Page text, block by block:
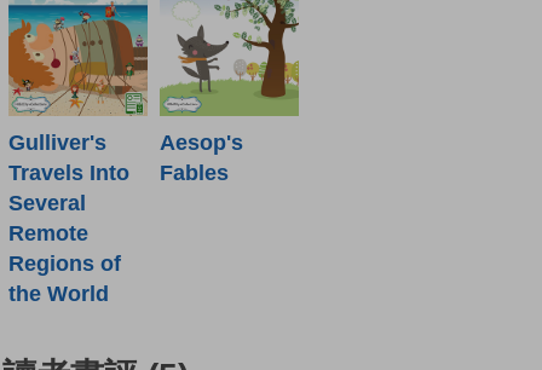
Gulliver's
Travels Into
Several
Remote
Regions of
the World
Aesop's
Fables